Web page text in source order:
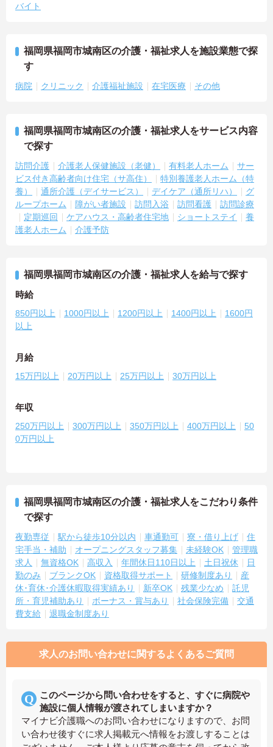
バイト
福岡県福岡市城南区の介護・福祉求人を施設業態で探
す
病院 クリニック 介護福祉施設 在宅医療 その他
福岡県福岡市城南区の介護・福祉求人をサービス内容
で探す
訪問介護 介護老人保健施設（老健） 有料老人ホーム
サー
ビス付き高齢者向け住宅（サ高住）
特別養護老人ホーム（特
養）
通所介護（デイサービス） デイケア（通所リハ）
グ
ループホーム
障がい者施設 訪問入浴 訪問看護
訪問診療
定期巡回
ケアハウス・高齢者住宅地 ショートステイ
養
護老人ホーム
介護予防
福岡県福岡市城南区の介護・福祉求人を給与で探す
時給
850円以上 1000円以上 1200円以上 1400円以上
1600円
以上
月給
15万円以上 20万円以上 25万円以上 30万円以上
年収
250万円以上 300万円以上 350万円以上 400万円以上
50
0万円以上
福岡県福岡市城南区の介護・福祉求人をこだわり条件
で探す
夜勤専従 駅から徒歩10分以内 車通勤可 寮・借り上げ
住
宅手当・補助
オープニングスタッフ募集 未経験OK
管理職
求人
無資格OK 高収入 年間休日110日以上 土日祝休
日
勤のみ
ブランクOK 資格取得サポート 研修制度あり
産
休･育休･介護休暇取得実績あり
新卒OK 残業少なめ
託児
所・育児補助あり
ボーナス・賞与あり 社会保険完備
交通
費支給
退職金制度あり
求人のお問い合わせに関するよくあるご質問
このページから問い合わせをすると、すぐに病院や
施設に個人情報が渡されてしまいますか？
マイナビ介護職へのお問い合わせになりますので、お問
い合わせ後すぐに求人掲載元へ情報をお渡しすることは